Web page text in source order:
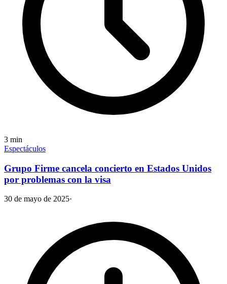
3 min
Espectáculos
Grupo Firme cancela concierto en Estados Unidos
por problemas con la visa
30 de mayo de 2025·